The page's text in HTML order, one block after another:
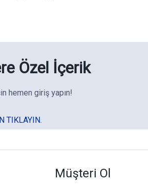
Özel İçerik
hemen giriş yapın!
TIKLAYIN.
Müşteri Ol